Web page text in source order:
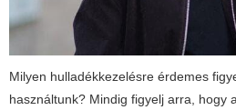
Milyen hulladékkezelésre érdemes
használtunk? Mindig figyelj arra, hogy